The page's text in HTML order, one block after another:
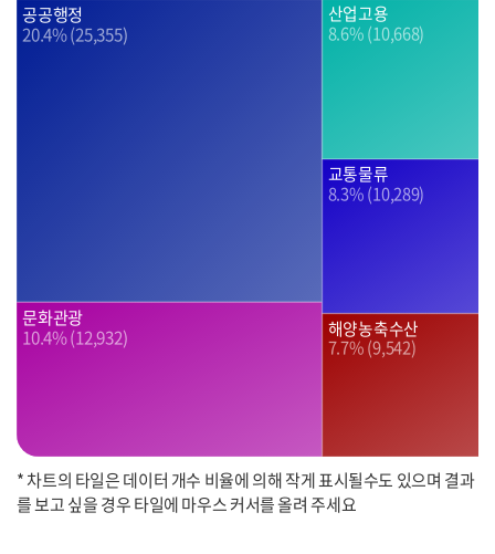
공공행정
20.4% (25,355)
문화관광
10.4% (12,932)
산업고용
8.6% (10,668)
교통물류
8.3% (10,289)
해양농축수산
7.7% (9,542)
* 차트의 타일은 데이터 개수 비율에 의해 작게 표시될수도 있으며 결과
를 보고 싶을 경우 타일에 마우스 커서를 올려 주세요